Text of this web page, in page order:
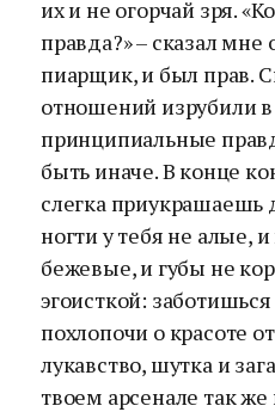
их и не огорчай зря.
правда?» – сказал
пиарщик, и был прав.
отношений изрубили в
принципиальные
быть иначе. В конце
слегка приукрашаешь
ногти у тебя не алые,
бежевые, и губы не
эгоисткой:
похлопочи о красоте
лукавство, шутка и
твоем арсенале так